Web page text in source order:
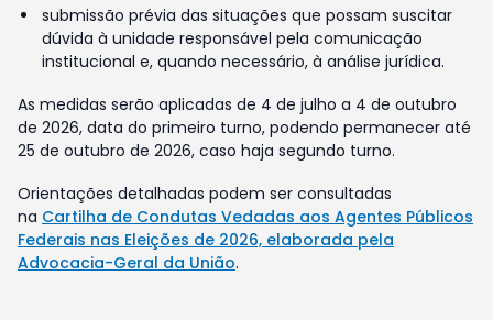
submissão prévia das situações que possam suscitar
dúvida à unidade responsável pela comunicação
institucional e, quando necessário, à análise jurídica.
As medidas serão aplicadas de 4 de julho a 4 de outubro
de 2026, data do primeiro turno, podendo permanecer até
25 de outubro de 2026, caso haja segundo turno.
Orientações detalhadas podem ser consultadas
na Cartilha de Condutas Vedadas aos Agentes Públicos
Federais nas Eleições de 2026, elaborada pela
Advocacia-Geral da União.